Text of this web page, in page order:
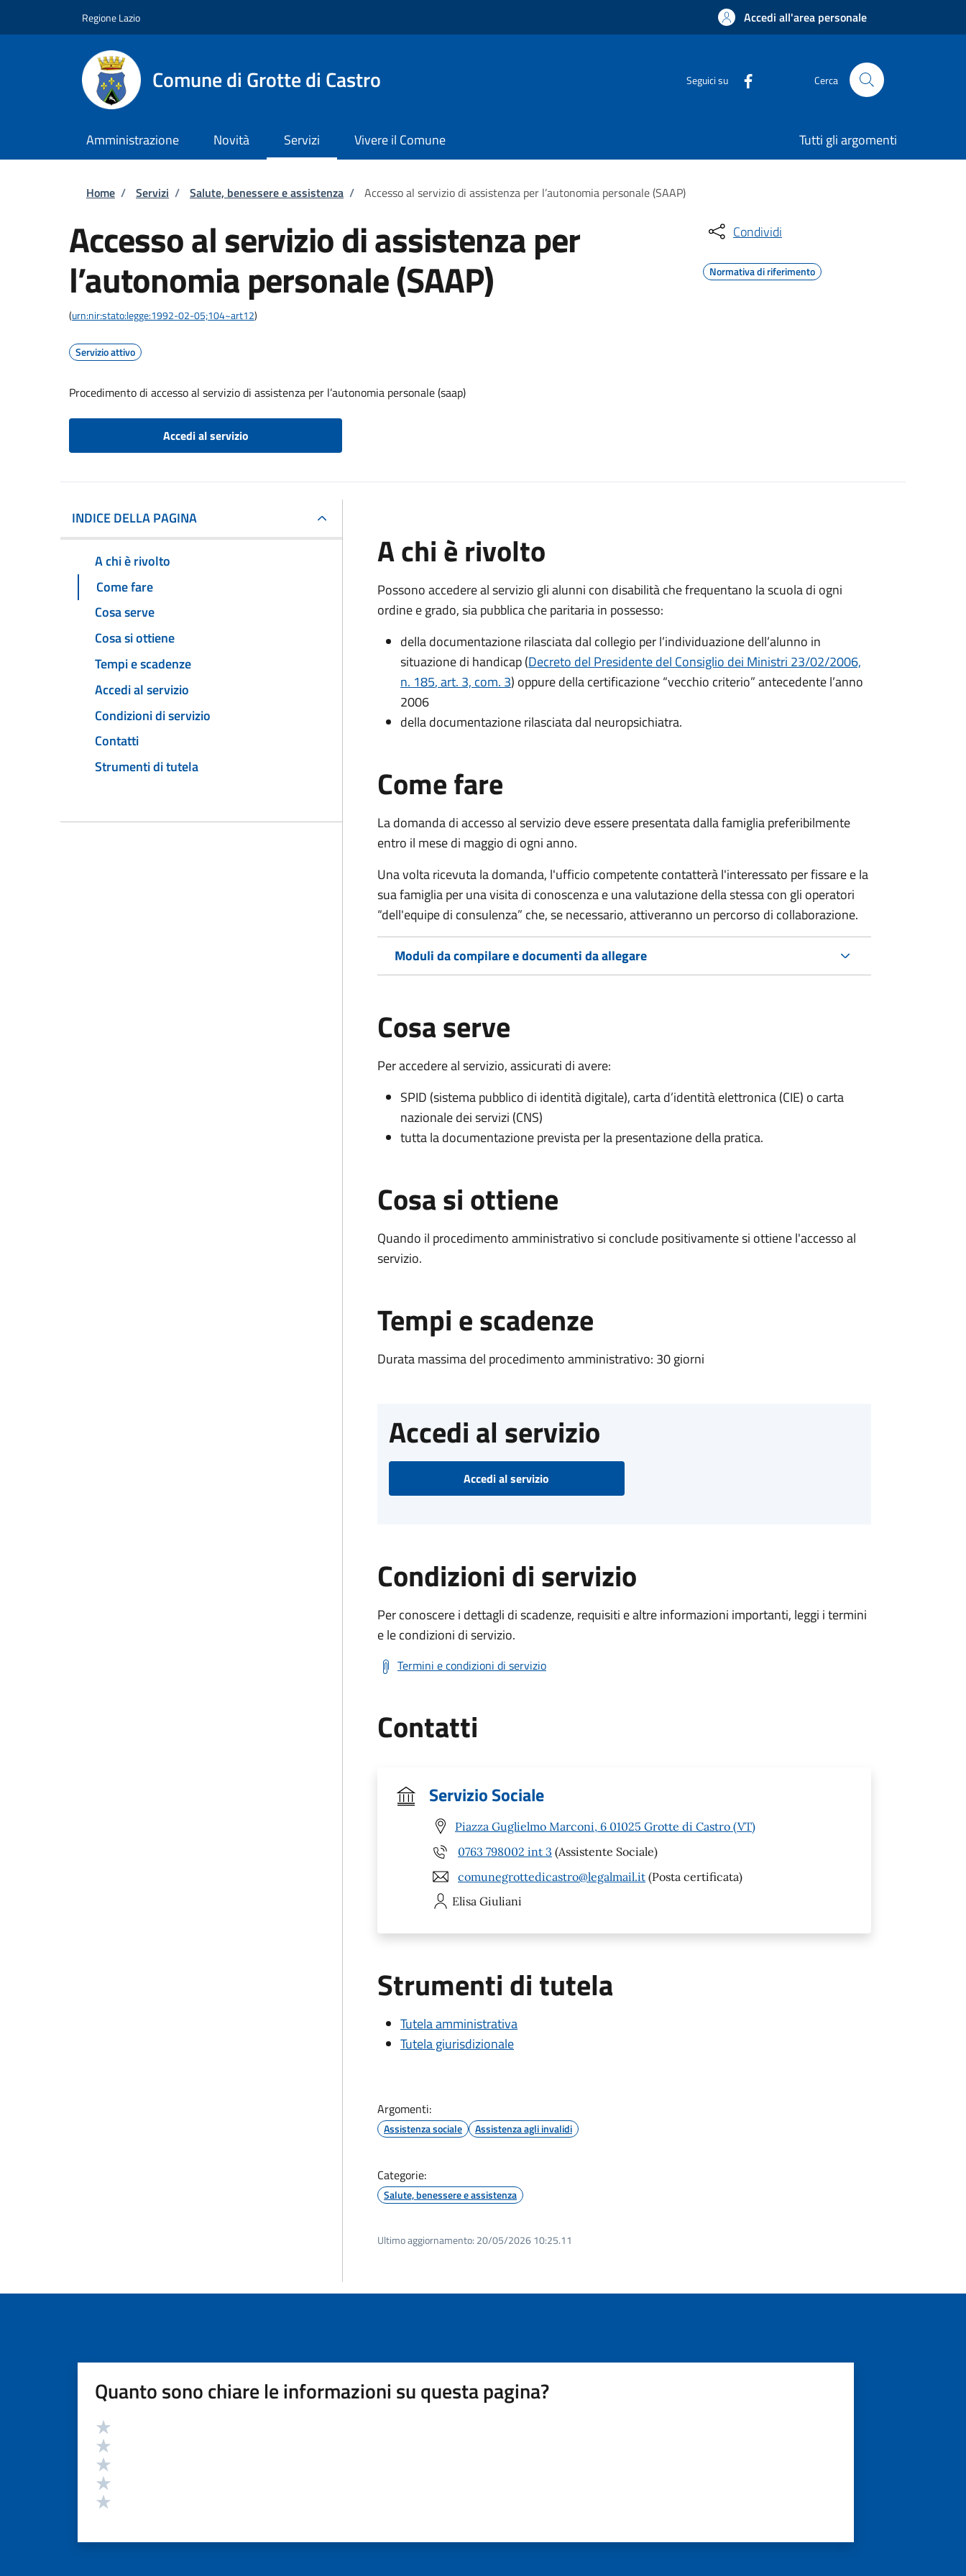
Regione Lazio Accedi all'area personale
Comune di Grotte di Castro Seguici su Cerca
Amministrazione Novità Servizi Vivere il Comune Tutti gli argomenti
Briciole di pane
Home / Servizi / Salute, benessere e assistenza / Accesso al servizio di assistenza per l’autonomia personale (SAAP)
Accesso al servizio di assistenza per
l’autonomia personale (SAAP)
(urn:nir:stato:legge:1992-02-05;104~art12)
Servizio attivo
Procedimento di accesso al servizio di assistenza per l’autonomia personale (saap)
Accedi al servizio
Condividi
Normativa di riferimento
INDICE DELLA PAGINA
A chi è rivolto
Come fare
Cosa serve
Cosa si ottiene
Tempi e scadenze
Accedi al servizio
Condizioni di servizio
Contatti
Strumenti di tutela
A chi è rivolto
Possono accedere al servizio gli alunni con disabilità che frequentano la scuola di ogni
ordine e grado, sia pubblica che paritaria in possesso:
della documentazione rilasciata dal collegio per l’individuazione dell’alunno in
situazione di handicap (Decreto del Presidente del Consiglio dei Ministri 23/02/2006,
n. 185, art. 3, com. 3) oppure della certificazione “vecchio criterio” antecedente l’anno
2006
della documentazione rilasciata dal neuropsichiatra.
Come fare
La domanda di accesso al servizio deve essere presentata dalla famiglia preferibilmente
entro il mese di maggio di ogni anno.
Una volta ricevuta la domanda, l'ufficio competente contatterà l'interessato per fissare e la
sua famiglia per una visita di conoscenza e una valutazione della stessacon gli operatori
“dell'equipe di consulenza” che, se necessario, attiveranno un percorso di collaborazione.
Moduli da compilare e documenti da allegare
Cosa serve
Per accedere al servizio, assicurati di avere:
SPID (sistema pubblico di identità digitale), carta d’identità elettronica (CIE) o carta
nazionale dei servizi (CNS)
tutta la documentazione prevista per la presentazione della pratica.
Cosa si ottiene
Quando il procedimento amministrativo si conclude positivamente si ottiene l'accesso al
servizio.
Tempi e scadenze
Durata massima del procedimento amministrativo: 30 giorni
Accedi al servizio
Accedi al servizio
Condizioni di servizio
Per conoscere i dettagli di scadenze, requisiti e altre informazioni importanti, leggi i termini
e le condizioni di servizio.
Termini e condizioni di servizio
Contatti
Servizio Sociale
Piazza Guglielmo Marconi, 6 01025 Grotte di Castro (VT)
0763 798002 int 3 (Assistente Sociale)
comunegrottedicastro@legalmail.it (Posta certificata)
Elisa Giuliani
Strumenti di tutela
Tutela amministrativa
Tutela giurisdizionale
Argomenti:
Assistenza sociale Assistenza agli invalidi
Categorie:
Salute, benessere e assistenza
Ultimo aggiornamento: 20/05/2026 10:25.11
Quanto sono chiare le informazioni su questa pagina?
Valutazione